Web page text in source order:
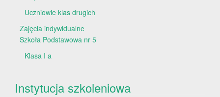
Uczniowie klas drugich
Zajęcia indywidualne
Szkoła Podstawowa nr 5
Klasa I a
Instytucja szkoleniowa